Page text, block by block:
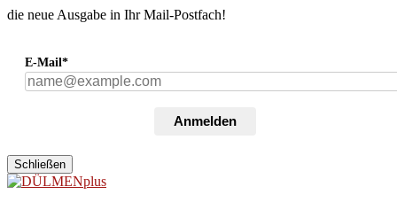
die neue Ausgabe in Ihr Mail-Postfach!
E-Mail*
Anmelden
Schließen